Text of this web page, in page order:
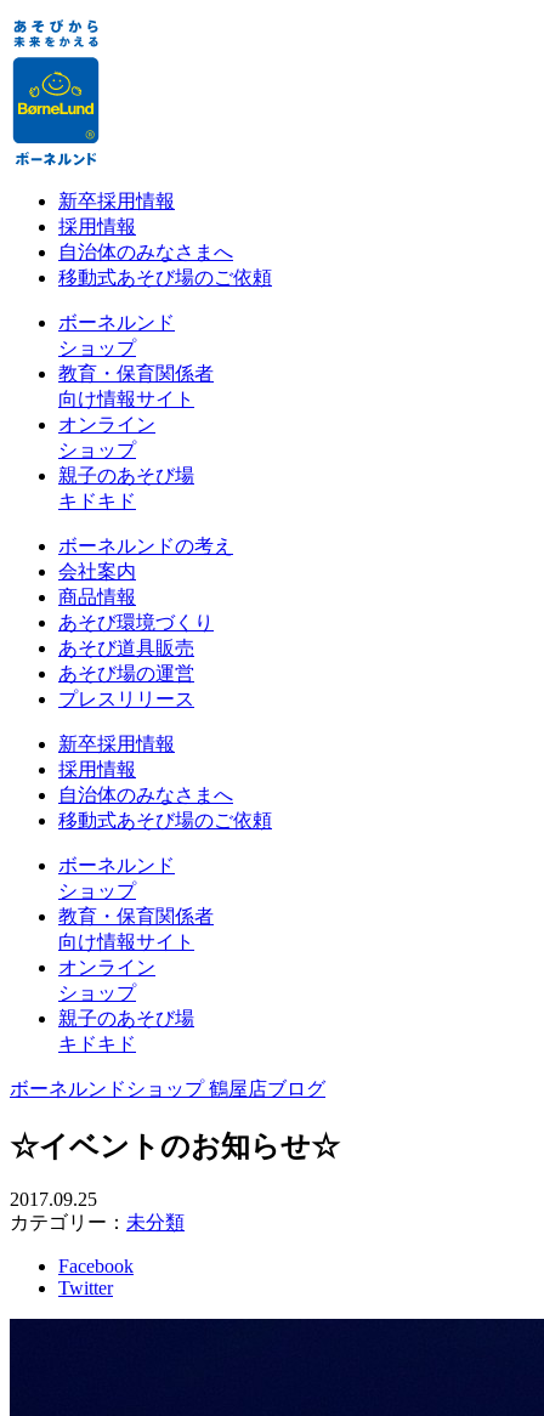
新卒採用情報
採用情報
自治体のみなさまへ
移動式あそび場のご依頼
ボーネルンド
ショップ
教育・保育関係者
向け情報サイト
オンライン
ショップ
親子のあそび場
キドキド
ボーネルンドの考え
会社案内
商品情報
あそび環境づくり
あそび道具販売
あそび場の運営
プレスリリース
新卒採用情報
採用情報
自治体のみなさまへ
移動式あそび場のご依頼
ボーネルンド
ショップ
教育・保育関係者
向け情報サイト
オンライン
ショップ
親子のあそび場
キドキド
ボーネルンドショップ 鶴屋店ブログ
☆イベントのお知らせ☆
2017.09.25
カテゴリー： 未分類
Facebook
Twitter